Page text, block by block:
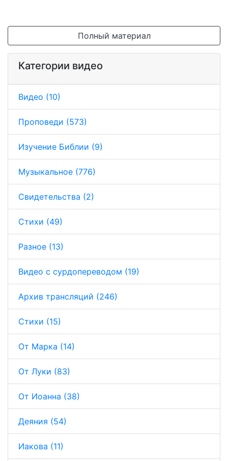
Полный материал
Категории видео
Видео (10)
Проповеди (573)
Изучение Библии (9)
Музыкальное (776)
Свидетельства (2)
Стихи (49)
Разное (13)
Видео с сурдопереводом (19)
Архив трансляций (246)
Стихи (15)
От Марка (14)
От Луки (83)
От Иоанна (38)
Деяния (54)
Иакова (11)